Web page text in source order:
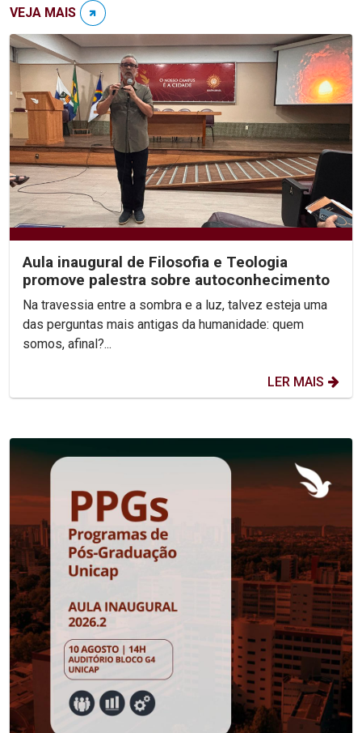
VEJA MAIS
Aula inaugural de Filosofia e Teologia
promove palestra sobre autoconhecimento
Na travessia entre a sombra e a luz, talvez esteja uma
das perguntas mais antigas da humanidade: quem
somos, afinal?...
LER MAIS